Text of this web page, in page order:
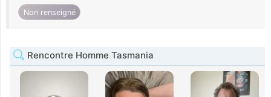
Non renseigné
Rencontre Homme Tasmania